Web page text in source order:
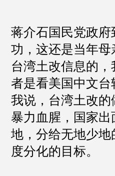
蒋介石国民党政
功，这还是当年
台湾土改信息的
者是看美国中文
我说，台湾土改
暴力血腥，国家
地，分给无地少
度分化的目标。